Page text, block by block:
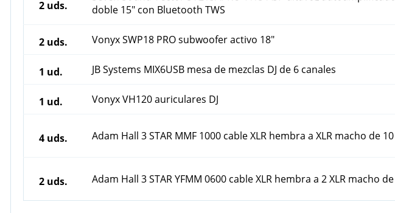
2 uds.
doble 15" con Bluetooth TWS
2 uds. Vonyx SWP18 PRO subwoofer activo 18"
1 ud. JB Systems MIX6USB mesa de mezclas DJ de 6 canales
1 ud. Vonyx VH120 auriculares DJ
4 uds. Adam Hall 3 STAR MMF 1000 cable XLR hembra a XLR macho de
2 uds. Adam Hall 3 STAR YFMM 0600 cable XLR hembra a 2 XLR macho